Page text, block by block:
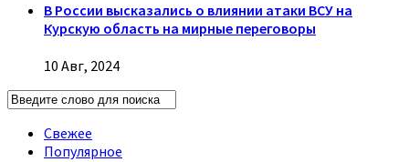
В России высказались о влиянии атаки ВСУ на
Курскую область на мирные переговоры
10 Авг, 2024
Свежее
Популярное